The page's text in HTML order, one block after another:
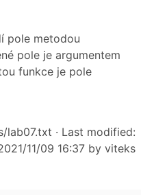
pole metodou
pole je argumentem
funkce je pole
lab07.txt · Last modified:
11/09 16:37 by viteks